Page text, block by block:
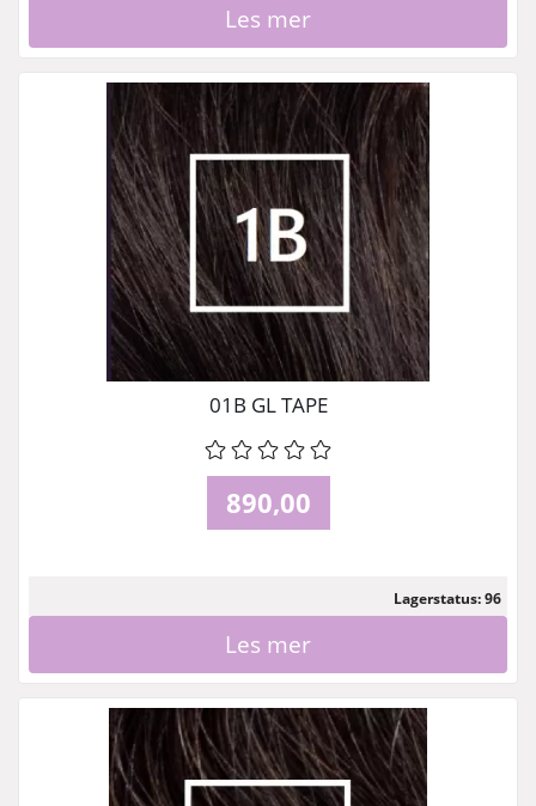
Les mer
01B GL TAPE
890,00
Lagerstatus: 96
Les mer